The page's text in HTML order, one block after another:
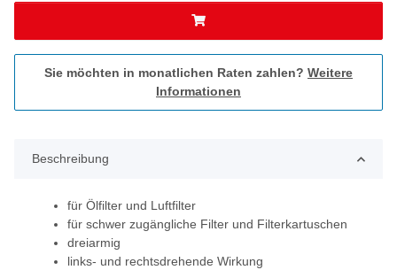
Sie möchten in monatlichen Raten zahlen? Weitere
Informationen
Beschreibung
für Ölfilter und Luftfilter
für schwer zugängliche Filter und Filterkartuschen
dreiarmig
links- und rechtsdrehende Wirkung